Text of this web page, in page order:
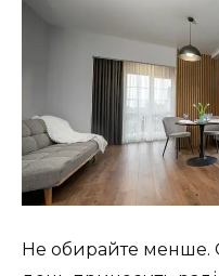
Не обирайте менше.